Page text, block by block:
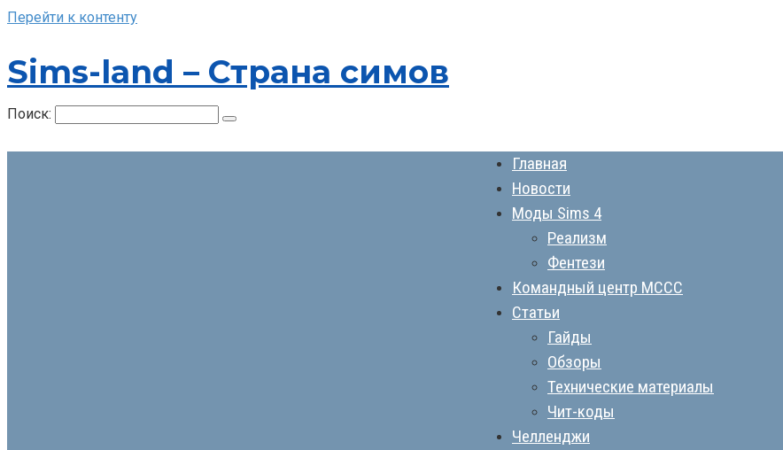
Перейти к контенту
Sims-land – Страна симов
Поиск:
Главная
Новости
Моды Sims 4
Реализм
Фентези
Командный центр MCCC
Статьи
Гайды
Обзоры
Технические материалы
Чит-коды
Челленджи